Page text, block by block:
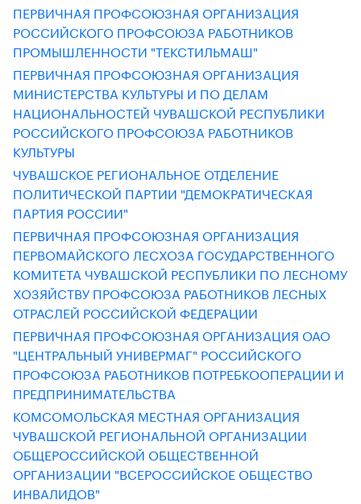
ПЕРВИЧНАЯ ПРОФСОЮЗНАЯ ОРГАНИЗАЦИЯ
РОССИЙСКОГО ПРОФСОЮЗА РАБОТНИКОВ
ПРОМЫШЛЕННОСТИ "ТЕКСТИЛЬМАШ"
ПЕРВИЧНАЯ ПРОФСОЮЗНАЯ ОРГАНИЗАЦИЯ
МИНИСТЕРСТВА КУЛЬТУРЫ И ПО ДЕЛАМ
НАЦИОНАЛЬНОСТЕЙ ЧУВАШСКОЙ РЕСПУБЛИКИ
РОССИЙСКОГО ПРОФСОЮЗА РАБОТНИКОВ
КУЛЬТУРЫ
ЧУВАШСКОЕ РЕГИОНАЛЬНОЕ ОТДЕЛЕНИЕ
ПОЛИТИЧЕСКОЙ ПАРТИИ "ДЕМОКРАТИЧЕСКАЯ
ПАРТИЯ РОССИИ"
ПЕРВИЧНАЯ ПРОФСОЮЗНАЯ ОРГАНИЗАЦИЯ
ПЕРВОМАЙСКОГО ЛЕСХОЗА ГОСУДАРСТВЕННОГО
КОМИТЕТА ЧУВАШСКОЙ РЕСПУБЛИКИ ПО ЛЕСНОМУ
ХОЗЯЙСТВУ ПРОФСОЮЗА РАБОТНИКОВ ЛЕСНЫХ
ОТРАСЛЕЙ РОССИЙСКОЙ ФЕДЕРАЦИИ
ПЕРВИЧНАЯ ПРОФСОЮЗНАЯ ОРГАНИЗАЦИЯ ОАО
"ЦЕНТРАЛЬНЫЙ УНИВЕРМАГ" РОССИЙСКОГО
ПРОФСОЮЗА РАБОТНИКОВ ПОТРЕБКООПЕРАЦИИ И
ПРЕДПРИНИМАТЕЛЬСТВА
КОМСОМОЛЬСКАЯ МЕСТНАЯ ОРГАНИЗАЦИЯ
ЧУВАШСКОЙ РЕГИОНАЛЬНОЙ ОРГАНИЗАЦИИ
ОБЩЕРОССИЙСКОЙ ОБЩЕСТВЕННОЙ
ОРГАНИЗАЦИИ "ВСЕРОССИЙСКОЕ ОБЩЕСТВО
ИНВАЛИДОВ"